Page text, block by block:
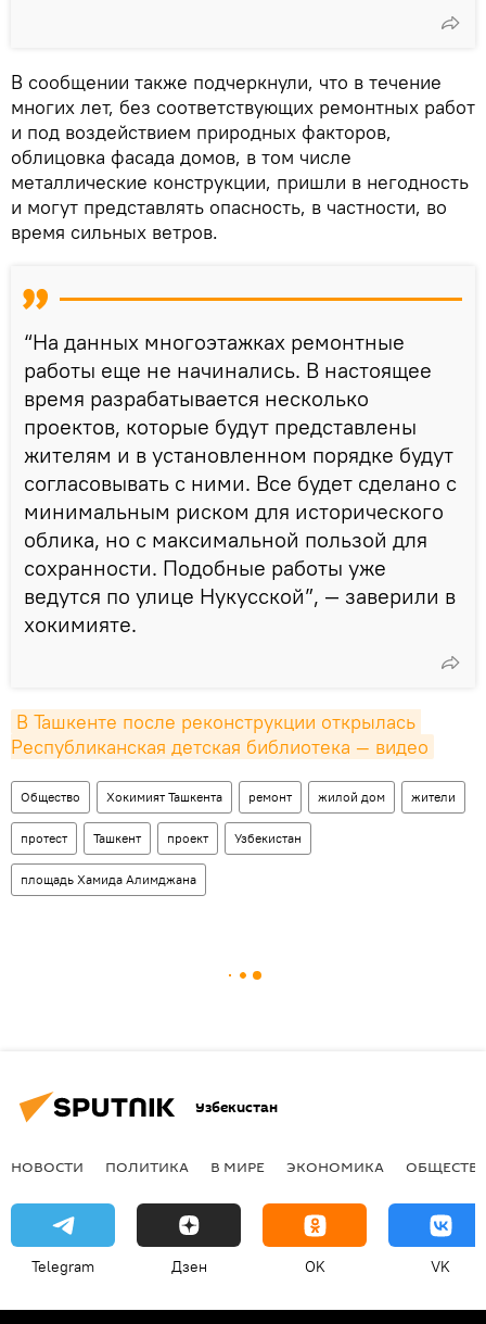
В сообщении также подчеркнули, что в течение
многих лет, без соответствующих ремонтных работ
и под воздействием природных факторов,
облицовка фасада домов, в том числе
металлические конструкции, пришли в негодность
и могут представлять опасность, в частности, во
время сильных ветров.
“На данных многоэтажках ремонтные
работы еще не начинались. В настоящее
время разрабатывается несколько
проектов, которые будут представлены
жителям и в установленном порядке будут
согласовывать с ними. Все будет сделано с
минимальным риском для исторического
облика, но с максимальной пользой для
сохранности. Подобные работы уже
ведутся по улице Нукусской”, — заверили в
хокимияте.
В Ташкенте после реконструкции открылась
Республиканская детская библиотека — видео
Общество Хокимият Ташкента ремонт жилой дом жители
протест Ташкент проект Узбекистан
площадь Хамида Алимджана
Узбекистан
НОВОСТИ ПОЛИТИКА В МИРЕ ЭКОНОМИКА
Telegram Дзен OK VK